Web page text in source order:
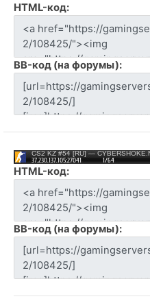
HTML-код:
BB-код (на форумы):
HTML-код:
BB-код (на форумы):